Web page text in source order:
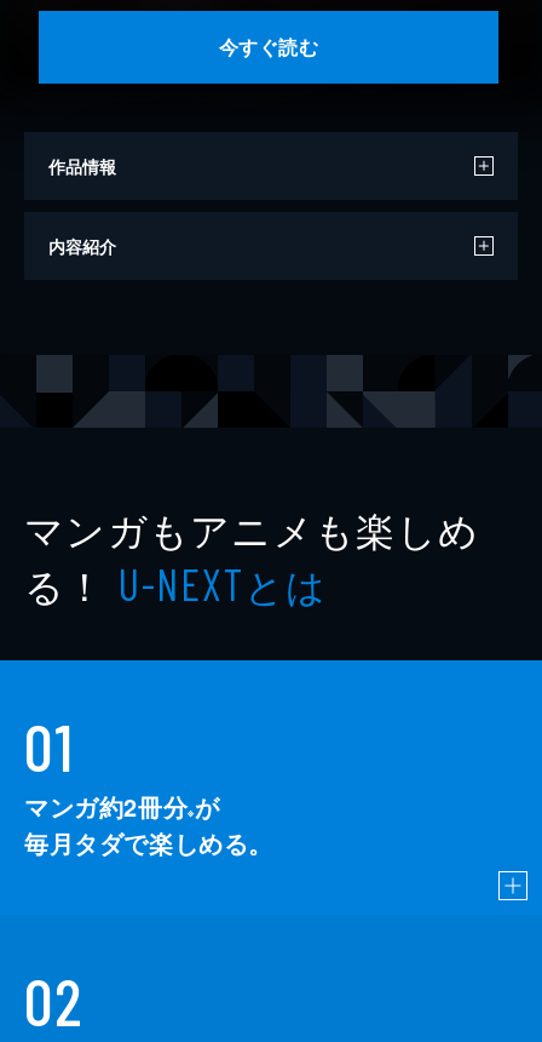
今すぐ読む
作品情報
著者
内容紹介
マンガもアニメも楽しめ
る！ U-NEXTとは
01
マンガ約2冊分※が
毎月タダで楽しめる。
02